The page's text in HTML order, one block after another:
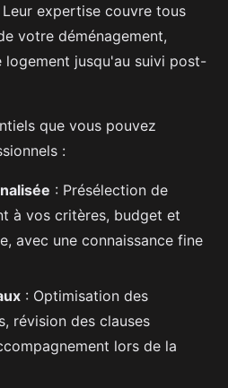
expertise couvre tous
votre déménagement,
logement jusqu'au suivi post-
que vous pouvez
:
: Présélection de
à vos critères, budget et
avec une connaissance fine
: Optimisation des
révision des clauses
lors de la